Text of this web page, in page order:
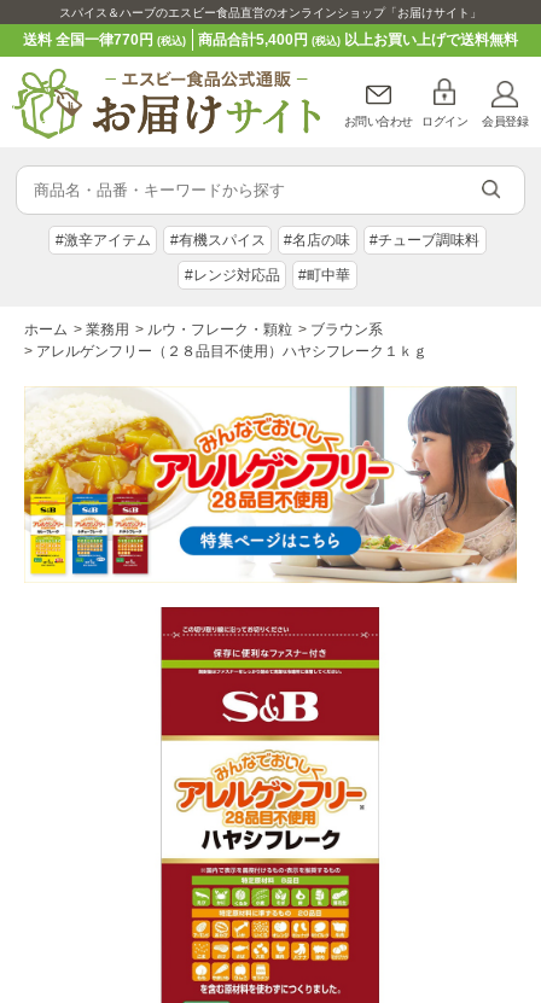
スパイス＆ハーブのエスビー食品直営のオンラインショップ「お届けサイト」
送料 全国一律770円(税込) 商品合計5,400円 (税込)以上お買い上げで送料無料
お問い合わせ ログイン 会員登録
#激辛アイテム #有機スパイス #名店の味 #チューブ調味料
#レンジ対応品 #町中華
ホーム > 業務用 > ルウ・フレーク・顆粒 > ブラウン系
> アレルゲンフリー（２８品目不使用）ハヤシフレーク１ｋｇ